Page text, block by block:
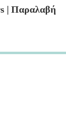
| Παραλαβή